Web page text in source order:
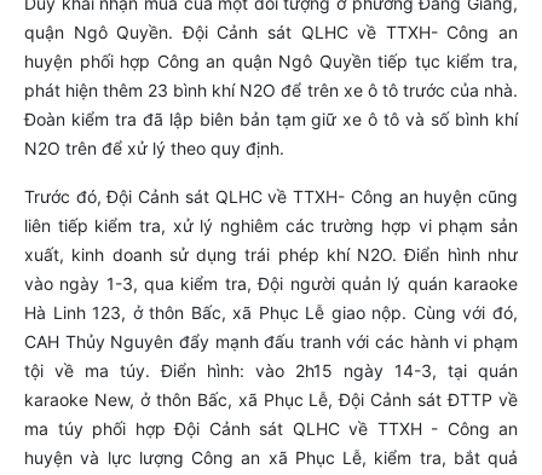
quận Ngô Quyền. Đội Cảnh sát QLHC về TTXH- Công an
huyện phối hợp Công an quận Ngô Quyền tiếp tục kiểm tra,
phát hiện thêm 23 bình khí N2O để trên xe ô tô trước của nhà.
Đoàn kiểm tra đã lập biên bản tạm giữ xe ô tô và số bình khí
N2O trên để xử lý theo quy định.
Trước đó, Đội Cảnh sát QLHC về TTXH- Công an huyện cũng
liên tiếp kiểm tra, xử lý nghiêm các trường hợp vi phạm sản
xuất, kinh doanh sử dụng trái phép khí N2O. Điển hình như
vào ngày 1-3, qua kiểm tra, Đội người quản lý quán karaoke
Hà Linh 123, ở thôn Bấc, xã Phục Lễ giao nộp. Cùng với đó,
CAH Thủy Nguyên đẩy mạnh đấu tranh với các hành vi phạm
tội về ma túy. Điển hình: vào 2h15 ngày 14-3, tại quán
karaoke New, ở thôn Bấc, xã Phục Lễ, Đội Cảnh sát ĐTTP về
ma túy phối hợp Đội Cảnh sát QLHC về TTXH - Công an
huyện và lực lượng Công an xã Phục Lễ, kiểm tra, bắt quả